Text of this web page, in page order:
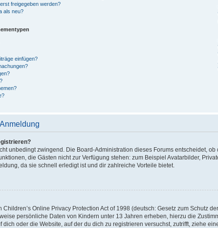
freigegeben werden?
als neu?
einfügen?
unbedingt zwingend. Die Board-Administration dieses Forums entscheidet,
die Gästen nicht zur Verfügung stehen: zum Beispiel Avatarbilder,
da sie schnell erledigt ist und dir zahlreiche Vorteile bietet.
Children’s Online Privacy Protection Act of 1998 (deutsch: Gesetz zum Schutz
persönliche Daten von Kindern unter 13 Jahren erheben, hierzu die
dich oder die Website, auf der du dich zu registrieren versuchst, zutrifft, ziehe